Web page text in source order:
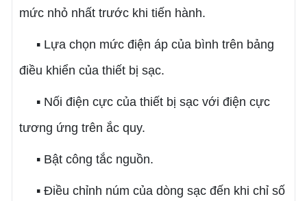
mức nhỏ nhất trước khi tiến hành.
▪ Lựa chọn mức điện áp của bình trên bảng
điều khiển của thiết bị sạc.
▪ Nối điện cực của thiết bị sạc với điện cực
tương ứng trên ắc quy.
▪ Bật công tắc nguồn.
▪ Điều chỉnh núm của dòng sạc đến khi chỉ số